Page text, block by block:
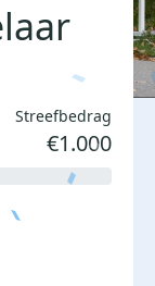
Streefbedrag
€1.000